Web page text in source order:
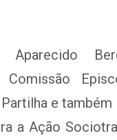
Aparecido
Comissão
e
a Ação